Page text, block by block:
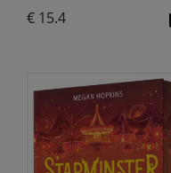
€ 15.4